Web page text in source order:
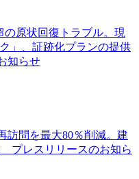
の原状回復トラブル。現
」、証跡化プランの提供
知らせ
訪問を最大80％削減。建
プレスリリースのお知ら